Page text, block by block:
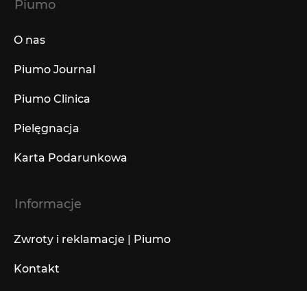
Piumo
O nas
Piumo Journal
Piumo Clinica
Pielęgnacja
Karta Podarunkowa
Informacje
Zwroty i reklamacje | Piumo
Kontakt